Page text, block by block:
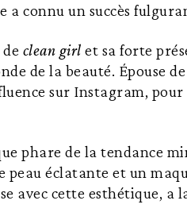
a connu un succès
clean girl et sa forte
de la beauté. Épouse
sur Instagram,
phare de la tendance
éclatante et un
avec cette esthétique, a